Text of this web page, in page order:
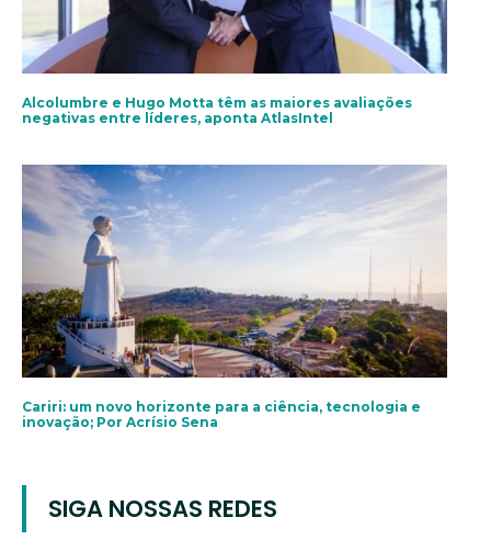
Alcolumbre e Hugo Motta têm as maiores avaliações
negativas entre líderes, aponta AtlasIntel
Cariri: um novo horizonte para a ciência, tecnologia e
inovação; Por Acrísio Sena
SIGA NOSSAS REDES